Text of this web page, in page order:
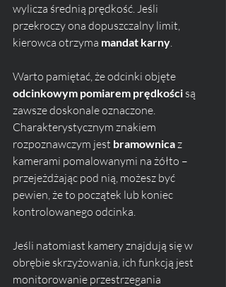
wylicza średnią prędkość. Jeśli
przekroczy ona dopuszczalny limit,
kierowca otrzyma mandat karny
Warto pamiętać, że odcinki objęte
odcinkowym pomiarem prędkości są
zawsze doskonale oznaczone.
Charakterystycznym znakiem
rozpoznawczym jest bramownica z
kamerami pomalowanymi na żółto –
przejeżdżając pod nią, możesz być
pewien, że to początek lub koniec
kontrolowanego odcinka.
Jeśli natomiast kamery znajdują się w
obrębie skrzyżowania, ich funkcją jest
monitorowanie przestrzegania